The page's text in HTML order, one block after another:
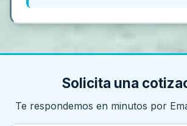
Solicita una
Te respondemos en minutos por